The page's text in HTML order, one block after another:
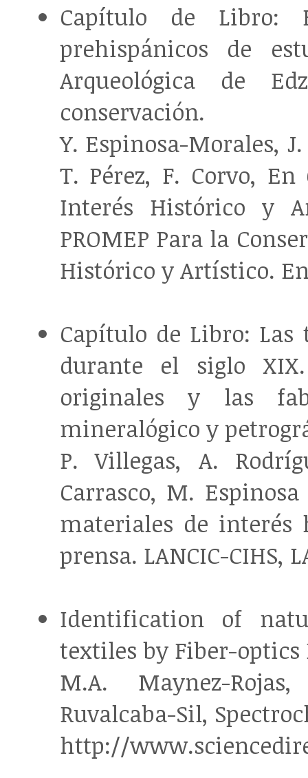
Capítulo de Libro:
prehispánicos de
Arqueológica de
conservación.
Y. Espinosa-Morales,
T. Pérez, F. Corvo,
Interés Histórico y
PROMEP Para la
Histórico y Artístico. En
Capítulo de Libro: Las
durante el siglo
originales y las
mineralógico y
P. Villegas, A.
Carrasco, M.
materiales de
prensa. LANCIC-CIHS,
Identification of
textiles by Fiber-optics
M.A. Maynez-
Ruvalcaba-Sil,
http://